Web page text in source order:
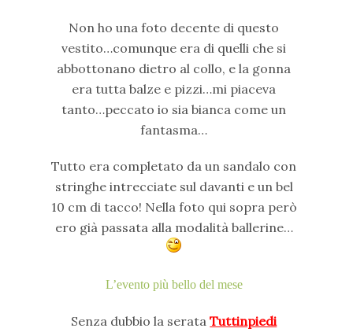
Non ho una foto decente di questo
vestito…comunque era di quelli che si
abbottonano dietro al collo, e la gonna
era tutta balze e pizzi…mi piaceva
tanto…peccato io sia bianca come un
fantasma…
Tutto era completato da un sandalo con
stringhe intrecciate sul davanti e un bel
10 cm di tacco! Nella foto qui sopra però
ero già passata alla modalità ballerine…
L’evento più bello del mese
Senza dubbio la serataTuttinpiedi